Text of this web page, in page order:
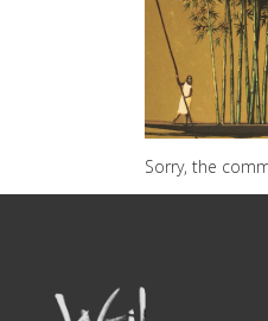
PEDRO RUIZ
Sorry, the